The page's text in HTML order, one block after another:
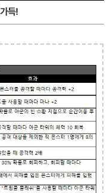
득!